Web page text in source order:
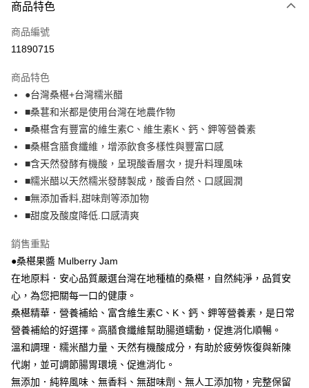
全家線上支付
運送方式
全家取貨付款
免運費
常溫-付款後全家取貨
免運費
商品特色
商品編號
11890715
商品特色
●台灣桑椹+台灣糯米醋
■桑葚和米都是使用台灣在地農作物
■桑椹含有豐富的維生素C、維生素K、鈣、鉀等營養素
■桑椹含膳食纖維，增添飲食多樣性與豐富口感
■含天然發酵有機酸，呈現酸香層次，提升料理風味
■糯米醋以天然糯米發酵製成，酸香自然、口感圓潤
■無添加香料,甜味劑等添加物
■甜度及酸度降低.口感清爽
銷售重點
●桑椹果醬 Mulberry Jam
在地原料．安心品質嚴選台灣在地種植的桑椹，自然純淨，品質安
心，為您把關每一口的健康。
桑椹精華．營養補給、富含維生素C、K、鈣、鉀等營養素，是日常
營養補給的好選擇。高膳食纖維幫助腸道蠕動，促進消化順暢。
溫和調理．糯米醋力量、天然有機酸成分，有助於疲勞恢復與新陳
代謝，並可調節腸胃環境、促進消化。
無添加．純粹風味、無香料、無甜味劑、無人工添加物，完整保留